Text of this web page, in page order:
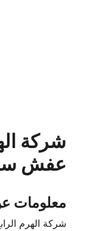
شركة
عفش
معلومات
شركة الهرم